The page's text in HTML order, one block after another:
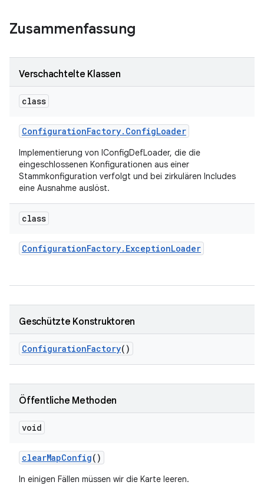
Zusammenfassung
Verschachtelte Klassen
class
ConfigurationFactory. ConfigLoader
Implementierung von IConfigDefLoader, die die
eingeschlossenen Konfigurationen aus einer
Stammkonfiguration verfolgt und bei zirkulären Includes
eine Ausnahme auslöst.
class
ConfigurationFactory. ExceptionLoader
Geschützte Konstruktoren
ConfigurationFactory()
Öffentliche Methoden
void
clearMapConfig()
In einigen Fällen müssen wir die Karte leeren.